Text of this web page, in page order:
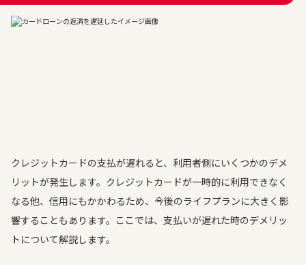
クレジットカードの支払が遅れると、利用者側にいくつかのデメ
リットが発生します。クレジットカードが一時的に利用できなく
なる他、信用にもかかわるため、今後のライフプランに大きく影
響することもあります。ここでは、支払いが遅れた時のデメリッ
トについて解説します。